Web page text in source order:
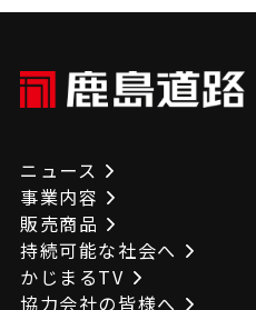
ニュース
事業内容
販売商品
持続可能な社会へ
かじまるTV
協力会社の皆様へ